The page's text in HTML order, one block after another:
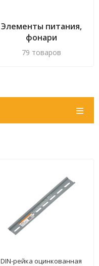
Элементы питания,
фонари
79 товаров
DIN-рейка оцинкованная